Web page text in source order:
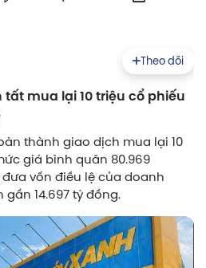
Theo dõi
tất mua lại 10 triệu cổ phiếu
thành giao dịch mua lại 10
giá bình quân 80.969
vốn điều lệ của doanh
14.697 tỷ đồng.